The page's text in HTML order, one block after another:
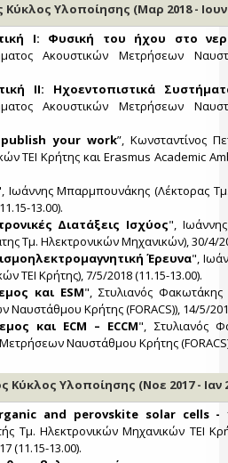
Κύκλος Υλοποίησης (Μαρ 2018 - Ιουν
Ι: Φυσική του ήχου στο
Ακουστικών Μετρήσεων
ΙΙ: Ηχοεντοπιστικά
Ακουστικών Μετρήσεων
your work”, Κωνσταντίνος
ΤΕΙ Κρήτης και Erasmus Academic
Ιωάννης Μπαρμπουνάκης (Λέκτορας
13.00).
Διατάξεις Ισχύος​​​​​​​",
Τμ. Ηλεκτρονικών Μηχανικών), 30/4/
Έρευνα",
ΤΕΙ Κρήτης), 7/5/2018 (11.15-13.00).
και ESM", Στυλιανός
Κρήτης (FORACS)), 14/5/
και ECM – ECCM", Στυλιανός
Ναυστάθμου Κρήτης
Κύκλος Υλοποίησης (Νοε 2017 - Ιαν
and perovskite solar cells -
Τμ. Ηλεκτρονικών Μηχανικών ΤΕΙ
(11.15-13.00).